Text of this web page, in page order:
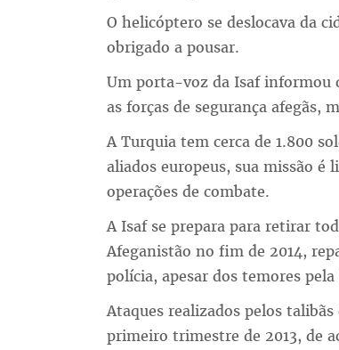
O helicóptero se deslocava da
obrigado a pousar.
Um porta-voz da Isaf informou
as forças de segurança afegãs,
A Turquia tem cerca de 1.800
aliados europeus, sua missão
operações de combate.
A Isaf se prepara para retirar
Afeganistão no fim de 2014,
polícia, apesar dos temores
Ataques realizados pelos
primeiro trimestre de 2013, de